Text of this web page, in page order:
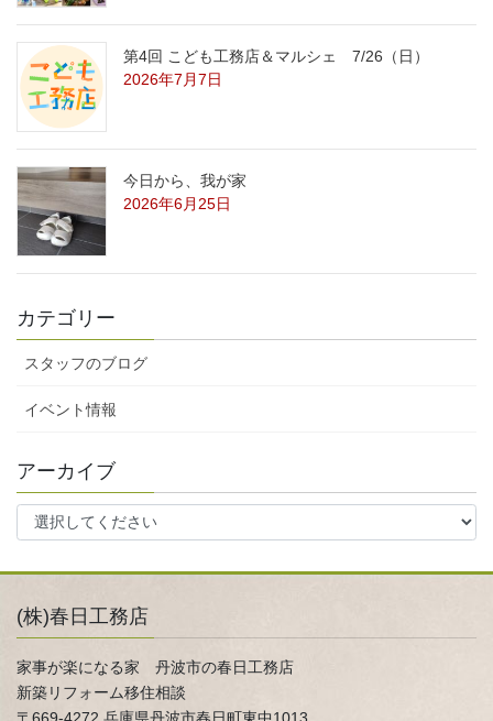
第4回 こども工務店＆マルシェ 7/26（日）
2026年7月7日
今日から、我が家
2026年6月25日
カテゴリー
スタッフのブログ
イベント情報
アーカイブ
(株)春日工務店
家事が楽になる家 丹波市の春日工務店
新築リフォーム移住相談